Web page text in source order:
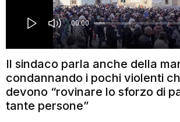
Il sindaco parla anche della
condannando i pochi violenti
devono “rovinare lo sforzo di
tante persone”